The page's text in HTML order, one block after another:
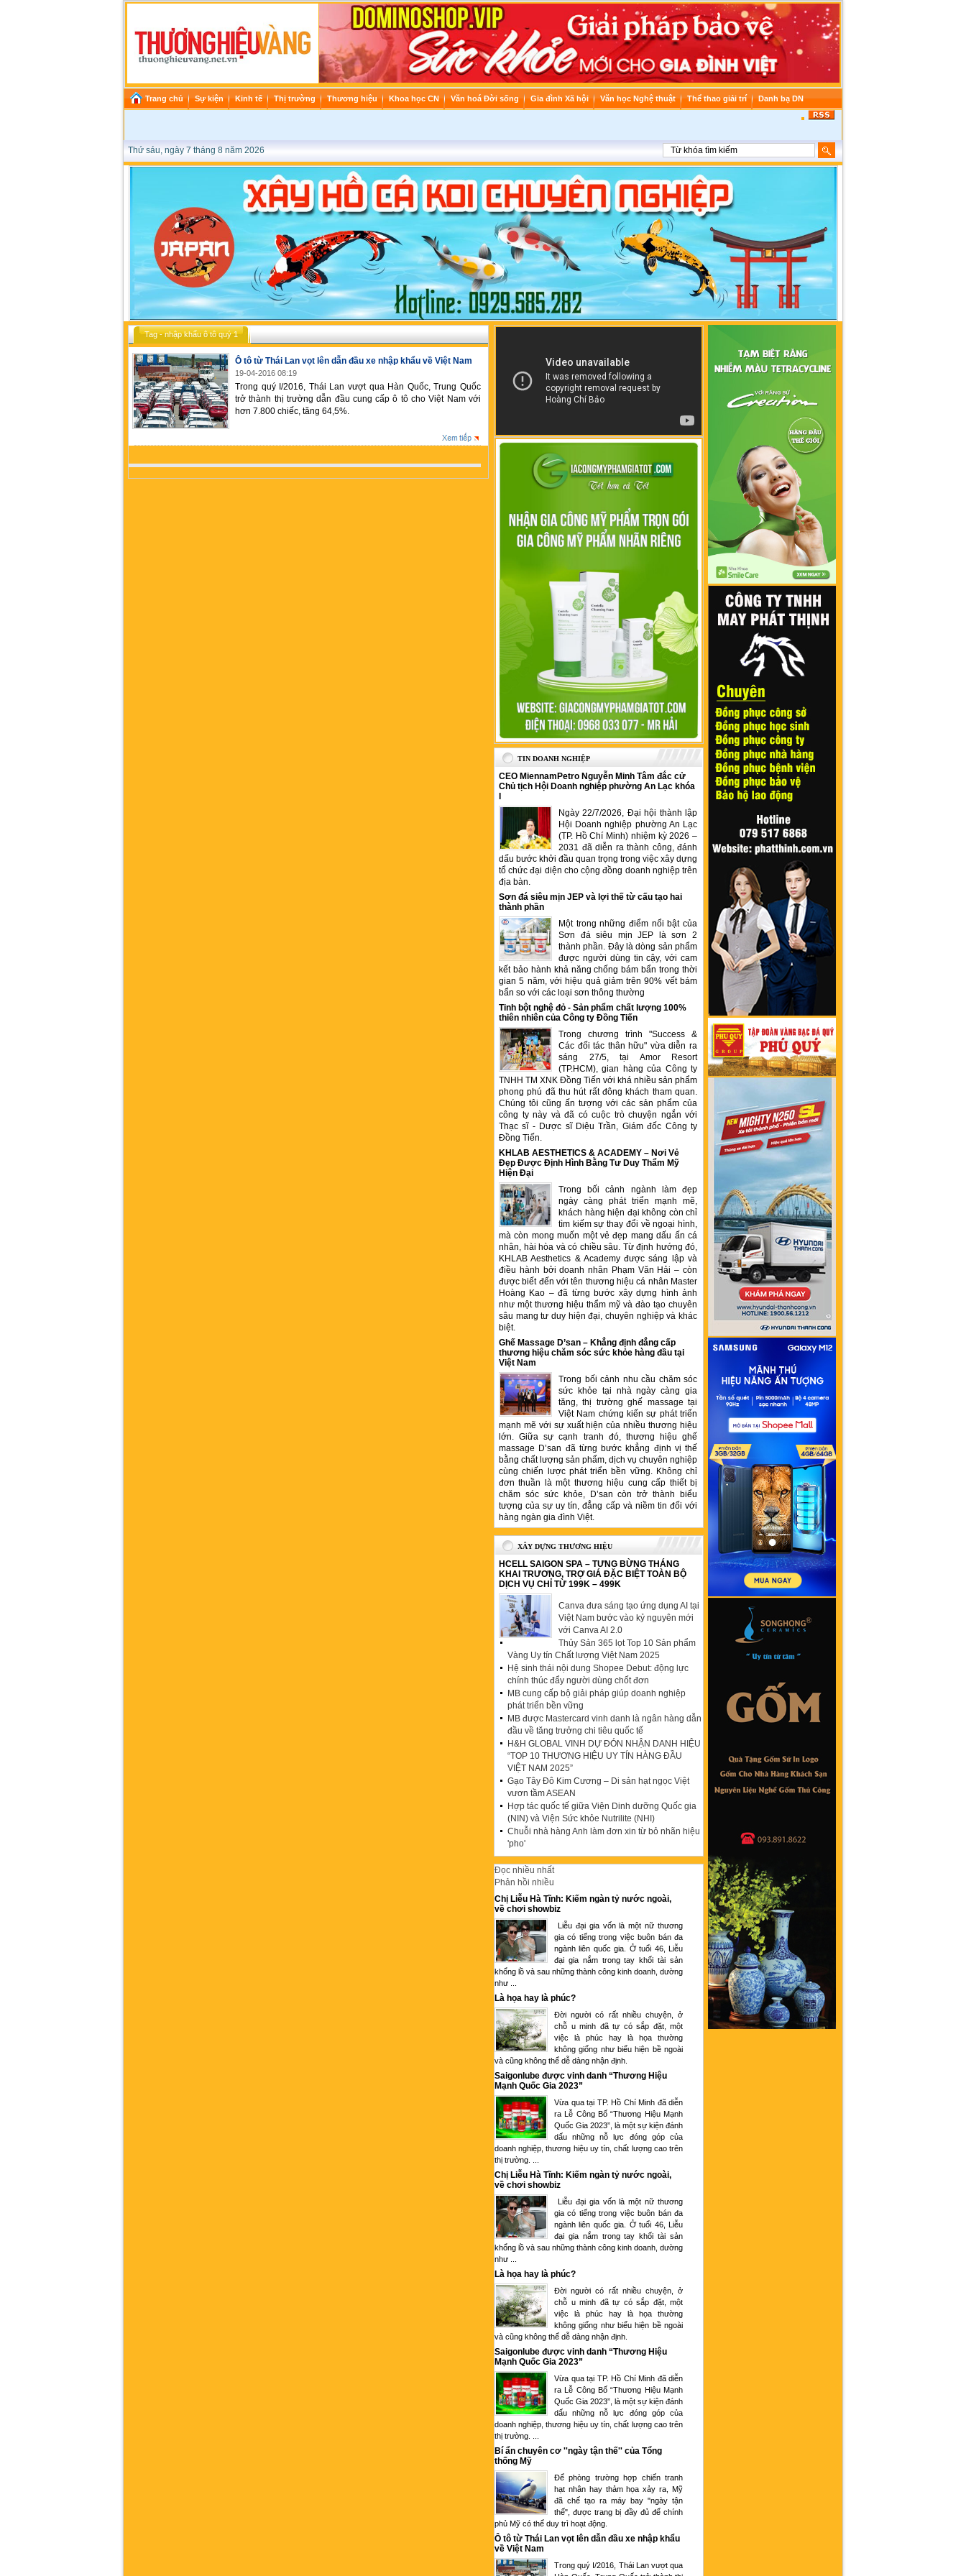
Trang chủ Sự kiện Kinh tế Thị trường Thương hiệu Khoa học CN Văn hoá Đời sống Gia đình Xã hội Văn học Nghệ thuật Thể thao giải trí Danh bạ DN
Thứ sáu, ngày 7 tháng 8 năm 2026
Tag - nhập khẩu ô tô quý 1
Ô tô từ Thái Lan vọt lên dẫn đầu xe nhập khẩu về Việt Nam
19-04-2016 08:19
Trong quý I/2016, Thái Lan vượt qua Hàn Quốc, Trung Quốc
trở thành thị trường dẫn đầu cung cấp ô tô cho Việt Nam với
hơn 7.800 chiếc, tăng 64,5%.
TIN DOANH NGHIỆP
CEO MiennamPetro Nguyễn Minh Tâm đắc cử
Chủ tịch Hội Doanh nghiệp phường An Lạc khóa
Ngày 22/7/2026, Đại hội thành lập
Hội Doanh nghiệp phường An Lạc
(TP. Hồ Chí Minh) nhiệm kỳ 2026 –
2031 đã diễn ra thành công, đánh
dấu bước khởi đầu quan trọng trong việc xây dựng
tổ chức đại diện cho cộng đồng doanh nghiệp trên
địa bàn.
Sơn đá siêu mịn JEP và lợi thế từ cấu tạo hai
thành phần
Một trong những điểm nổi bật của
Sơn đá siêu mịn JEP là sơn 2
thành phần. Đây là dòng sản phẩm
được người dùng tin cậy, với cam
kết bảo hành khả năng chống bám bẩn trong thời
gian 5 năm, với hiệu quả giảm trên 90% vết bám
bẩn so với các loại sơn thông thường
Tinh bột nghệ đỏ - Sản phẩm chất lượng 100%
thiên nhiên của Công ty Đồng Tiến
Trong chương trình "Success &
Các đối tác thân hữu" vừa diễn ra
sáng 27/5, tại Amor Resort
(TP.HCM), gian hàng của Công ty
TNHH TM XNK Đồng Tiến với khá nhiều sản phẩm
phong phú đã thu hút rất đông khách tham quan.
Chúng tôi cũng ấn tượng với các sản phẩm của
công ty này và đã có cuộc trò chuyện ngắn với
Thạc sĩ - Dược sĩ Diệu Trần, Giám đốc Công ty
Đồng Tiến.
KHLAB AESTHETICS & ACADEMY – Nơi Vẻ
Đẹp Được Định Hình Bằng Tư Duy Thẩm Mỹ
Hiện Đại
Trong bối cảnh ngành làm đẹp
ngày càng phát triển mạnh mẽ,
khách hàng hiện đại không còn chỉ
tìm kiếm sự thay đổi về ngoại hình,
mà còn mong muốn một vẻ đẹp mang dấu ấn cá
nhân, hài hòa và có chiều sâu. Từ định hướng đó,
KHLAB Aesthetics & Academy được sáng lập và
điều hành bởi doanh nhân Phạm Văn Hải – còn
được biết đến với tên thương hiệu cá nhân Master
Hoàng Kao – đã từng bước xây dựng hình ảnh
như một thương hiệu thẩm mỹ và đào tạo chuyên
sâu mang tư duy hiện đại, chuyên nghiệp và khác
biệt.
Ghế Massage D’san – Khẳng định đẳng cấp
thương hiệu chăm sóc sức khỏe hàng đầu tại
Việt Nam
Trong bối cảnh nhu cầu chăm sóc
sức khỏe tại nhà ngày càng gia
tăng, thị trường ghế massage tại
Việt Nam chứng kiến sự phát triển
mạnh mẽ với sự xuất hiện của nhiều thương hiệu
lớn. Giữa sự cạnh tranh đó, thương hiệu ghế
massage D’san đã từng bước khẳng định vị thế
bằng chất lượng sản phẩm, dịch vụ chuyên nghiệp
cùng chiến lược phát triển bền vững. Không chỉ
đơn thuần là một thương hiệu cung cấp thiết bị
chăm sóc sức khỏe, D’san còn trở thành biểu
tượng của sự uy tín, đẳng cấp và niềm tin đối với
hàng ngàn gia đình Việt.
XÂY DỰNG THƯƠNG HIỆU
HCELL SAIGON SPA – TƯNG BỪNG THÁNG
KHAI TRƯƠNG, TRỢ GIÁ ĐẶC BIỆT TOÀN BỘ
DỊCH VỤ CHỈ TỪ 199K – 499K
Canva đưa sáng tạo ứng dụng AI tại
Việt Nam bước vào kỷ nguyên mới
với Canva AI 2.0
Thủy Sản 365 lọt Top 10 Sản phẩm
Vàng Uy tín Chất lượng Việt Nam 2025
Hệ sinh thái nội dung Shopee Debut: động lực
chính thúc đẩy người dùng chốt đơn
MB cung cấp bộ giải pháp giúp doanh nghiệp
phát triển bền vững
MB được Mastercard vinh danh là ngân hàng dẫn
đầu về tăng trưởng chi tiêu quốc tế
H&H GLOBAL VINH DỰ ĐÓN NHẬN DANH HIỆU
“TOP 10 THƯƠNG HIỆU UY TÍN HÀNG ĐẦU
VIỆT NAM 2025”
Gạo Tây Đô Kim Cương – Di sản hạt ngọc Việt
vươn tầm ASEAN
Hợp tác quốc tế giữa Viện Dinh dưỡng Quốc gia
(NIN) và Viện Sức khỏe Nutrilite (NHI)
Chuỗi nhà hàng Anh làm đơn xin từ bỏ nhãn hiệu
'pho'
Đọc nhiều nhất
Phản hồi nhiều
Chị Liễu Hà Tĩnh: Kiếm ngàn tỷ nước ngoài,
về chơi showbiz
Liễu đại gia vốn là một nữ thương
gia có tiếng trong việc buôn bán đa
ngành liên quốc gia. Ở tuổi 46, Liễu
đại gia nắm trong tay khối tài sản
khổng lồ và sau những thành công kinh doanh, dường
như ...
Là họa hay là phúc?
Đời người có rất nhiều chuyện, ở
chỗ u minh đã tự có sắp đặt, một
việc là phúc hay là họa thường
không giống như biểu hiện bề ngoài
và cũng không thể dễ dàng nhận định.
Saigonlube được vinh danh “Thương Hiệu
Mạnh Quốc Gia 2023”
Vừa qua tại TP. Hồ Chí Minh đã diễn
ra Lễ Công Bố “Thương Hiệu Mạnh
Quốc Gia 2023”, là một sự kiện đánh
dấu những nỗ lực đóng góp của
doanh nghiệp, thương hiệu uy tín, chất lượng cao trên
thị trường. ...
Chị Liễu Hà Tĩnh: Kiếm ngàn tỷ nước ngoài,
về chơi showbiz
Liễu đại gia vốn là một nữ thương
gia có tiếng trong việc buôn bán đa
ngành liên quốc gia. Ở tuổi 46, Liễu
đại gia nắm trong tay khối tài sản
khổng lồ và sau những thành công kinh doanh, dường
như ...
Là họa hay là phúc?
Đời người có rất nhiều chuyện, ở
chỗ u minh đã tự có sắp đặt, một
việc là phúc hay là họa thường
không giống như biểu hiện bề ngoài
và cũng không thể dễ dàng nhận định.
Saigonlube được vinh danh “Thương Hiệu
Mạnh Quốc Gia 2023”
Vừa qua tại TP. Hồ Chí Minh đã diễn
ra Lễ Công Bố “Thương Hiệu Mạnh
Quốc Gia 2023”, là một sự kiện đánh
dấu những nỗ lực đóng góp của
doanh nghiệp, thương hiệu uy tín, chất lượng cao trên
thị trường. ...
Bí ẩn chuyên cơ ''ngày tận thế'' của Tổng
thống Mỹ
Để phòng trường hợp chiến tranh
hạt nhân hay thảm họa xảy ra, Mỹ
đã chế tạo ra máy bay "ngày tận
thế", được trang bị đầy đủ để chính
phủ Mỹ có thể duy trì hoạt động.
Ô tô từ Thái Lan vọt lên dẫn đầu xe nhập khẩu
về Việt Nam
Trong quý I/2016, Thái Lan vượt qua